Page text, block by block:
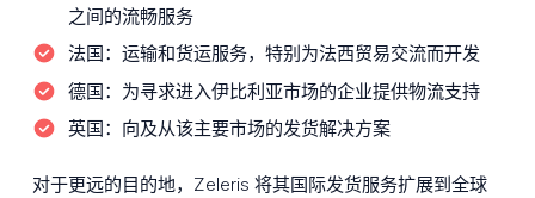
之间的流畅服务
法国： 运输和货运服务，特别为法西贸易交流而开发
德国： 为寻求进入伊比利亚市场的企业提供物流支持
英国： 向及从该主要市场的发货解决方案
对于更远的目的地，Zeleris 将其国际发货服务扩展到全球